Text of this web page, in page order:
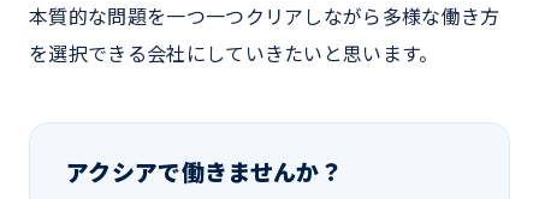
本質的な問題を一つ一つクリアしながら多様な働き方
を選択できる会社にしていきたいと思います。
アクシアで働きませんか？